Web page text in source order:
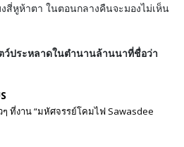
หูห้าตา ในตอนกลางคืนจะมองไม่เห็น
ว์ประหลาดในตำนานล้านนาที่ชื่อว่า
ๆ ที่งาน “มหัศจรรย์โคมไฟ Sawasdee